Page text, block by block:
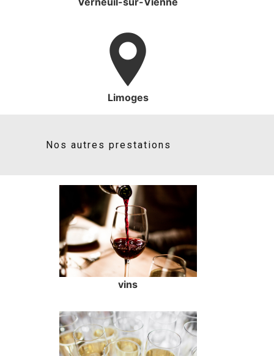
Limoges
Nos autres prestations
vins